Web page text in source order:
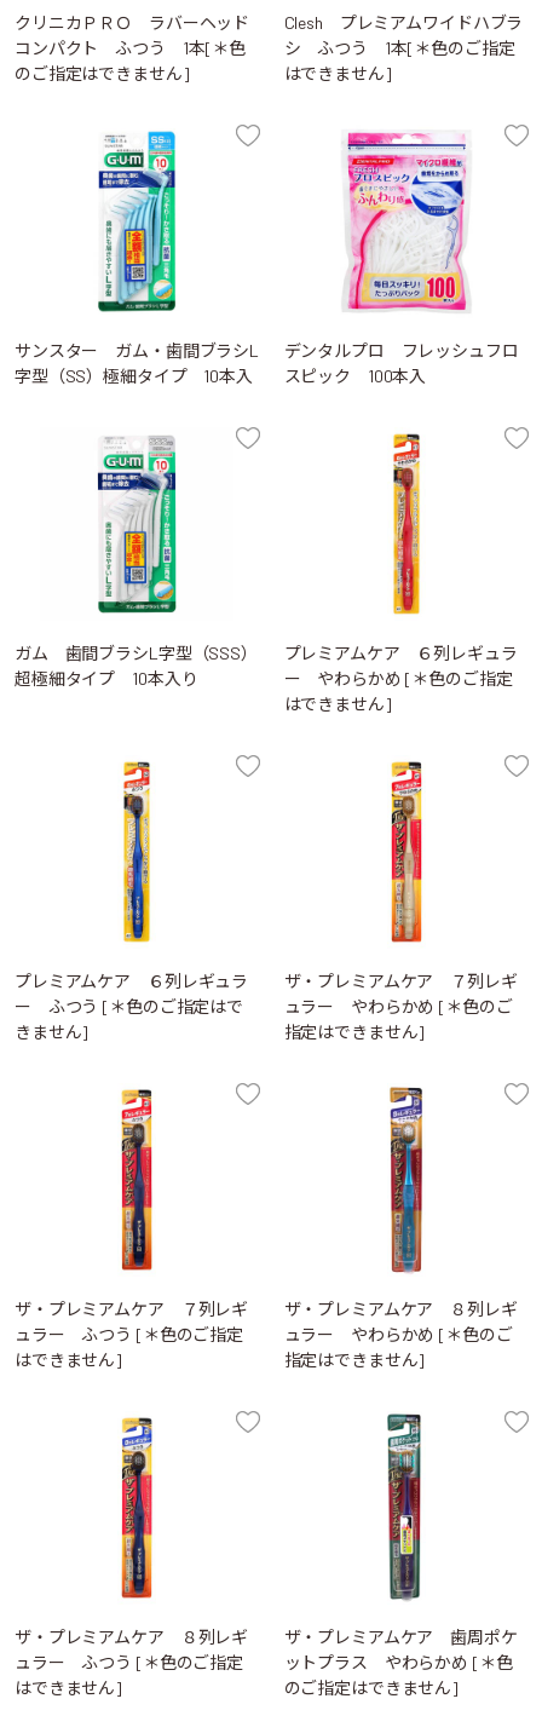
クリニカＰＲＯ ラバーヘッド
コンパクト ふつう 1本[＊色
のご指定はできません]
Clesh プレミアムワイドハブラ
シ ふつう 1本[＊色のご指定
はできません]
サンスター ガム・歯間ブラシL
字型（SS）極細タイプ 10本入
デンタルプロ フレッシュフロ
スピック 100本入
ガム 歯間ブラシL字型（SSS）
超極細タイプ 10本入り
プレミアムケア ６列レギュラ
ー やわらかめ [＊色のご指定
はできません]
プレミアムケア ６列レギュラ
ー ふつう [＊色のご指定はで
きません]
ザ・プレミアムケア ７列レギ
ュラー やわらかめ [＊色のご
指定はできません]
ザ・プレミアムケア ７列レギ
ュラー ふつう [＊色のご指定
はできません]
ザ・プレミアムケア ８列レギ
ュラー やわらかめ [＊色のご
指定はできません]
ザ・プレミアムケア ８列レギ
ュラー ふつう [＊色のご指定
はできません]
ザ・プレミアムケア 歯周ポケ
ットプラス やわらかめ [＊色
のご指定はできません]